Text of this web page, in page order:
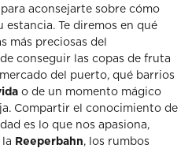
aconsejarte sobre cómo
Te diremos en qué
más preciosas del
conseguir las copas de fruta
del puerto, qué barrios
o de un momento mágico
Compartir el conocimiento de
es lo que nos apasiona,
la Reeperbahn, los rumbos